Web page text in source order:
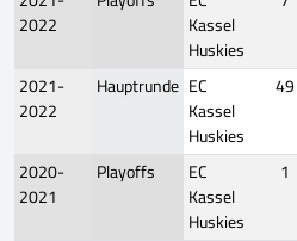
2022
Kassel
Huskies
2021-
2022
Hauptrunde EC
Kassel
Huskies
49
2020-
2021
Playoffs
EC
Kassel
Huskies
1